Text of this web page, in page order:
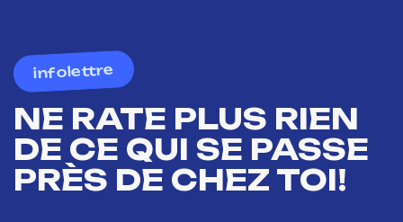
infolettre
NE RATE PLUS RIEN
DE CE QUI SE PASSE
PRÈS DE CHEZ TOI!